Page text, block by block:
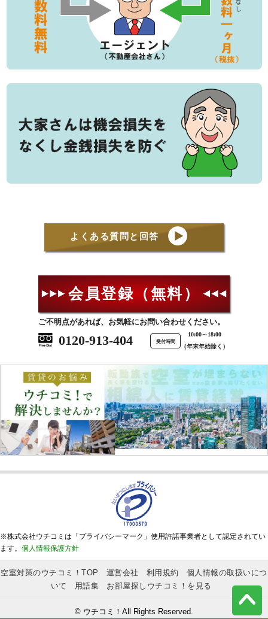
よくある質問と回答
会員登録（無料）
ご不明点があれば、お気軽にお問い合わせください。
0120-913-404 受付時間
10:00～18:00
（年末年始除く）
※株式会社ウチコミは「プライバシーマーク」使用許諾事業者として認定されてい
ます。 個人情報保護方針
空室対策のウチコミ！TOP 運営会社 利用規約
個人情報の取扱いにつ
いて
用語集 お部屋探しウチコミ！を見る
© ウチコミ！All Rights Reserved.